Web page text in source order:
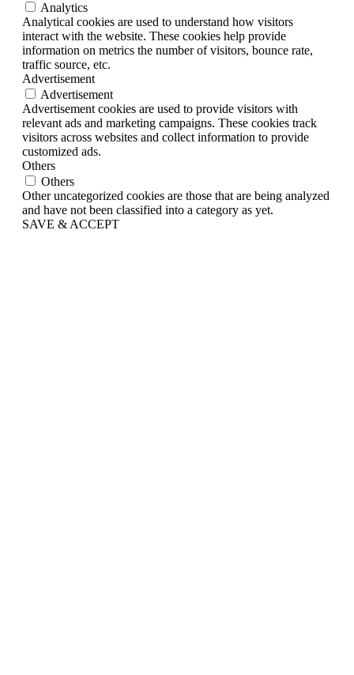
Analytics
Analytical cookies are used to understand how visitors
interact with the website. These cookies help provide
information on metrics the number of visitors, bounce rate,
traffic source, etc.
Advertisement
Advertisement
Advertisement cookies are used to provide visitors with
relevant ads and marketing campaigns. These cookies track
visitors across websites and collect information to provide
customized ads.
Others
Others
Other uncategorized cookies are those that are being analyzed
and have not been classified into a category as yet.
SAVE & ACCEPT